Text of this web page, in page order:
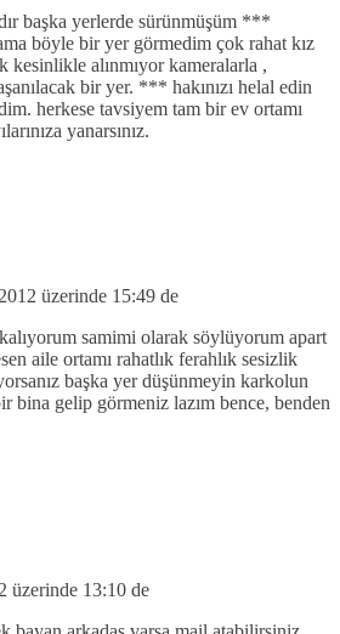
başka yerlerde sürünmüşüm ***
böyle bir yer görmedim çok rahat kız
kesinlikle alınmıyor kameralarla ,
bir yer. *** hakınızı helal edin
herkese tavsiyem tam bir ev ortamı
yanarsınız.
üzerinde 15:49 de
samimi olarak söylüyorum apart
aile ortamı rahatlık ferahlık sesizlik
başka yer düşünmeyin karkolun
bina gelip görmeniz lazım bence, benden
üzerinde 13:10 de